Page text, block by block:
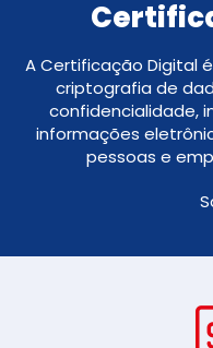
A Certificação Digital
criptografia de
confidencialidade,
informações
pessoas e